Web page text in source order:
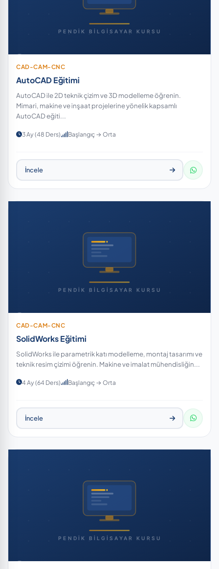
CAD-CAM-CNC
AutoCAD Eğitimi
AutoCAD ile 2D teknik çizim ve 3D modelleme öğrenin.
Mimari, makine ve inşaat projelerine yönelik kapsamlı
AutoCAD eğiti...
3 Ay (48 Ders) Başlangıç → Orta
İncele
CAD-CAM-CNC
SolidWorks Eğitimi
SolidWorks ile parametrik katı modelleme, montaj tasarımı ve
teknik resim çizimi öğrenin. Makine ve imalat mühendisliğin...
4 Ay (64 Ders) Başlangıç → Orta
İncele